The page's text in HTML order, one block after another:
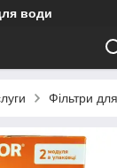
води
Фільтри